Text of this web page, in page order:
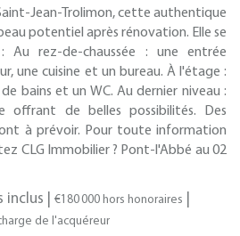
Jean-Trolimon, cette authentique
potentiel après rénovation. Elle se
Au rez-de-chaussée : une entrée
une cuisine et un bureau. À l'étage :
bains et un WC. Au dernier niveau :
offrant de belles possibilités. Des
à prévoir. Pour toute information
CLG Immobilier ? Pont-l'Abbé au 02
inclus €180 000 hors honoraires
de l'acquéreur